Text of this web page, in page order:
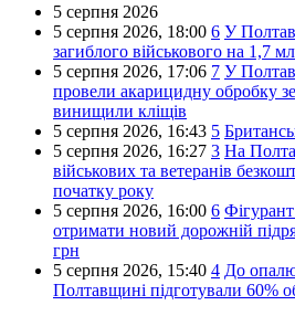
5 серпня 2026
5 серпня 2026, 18:00 6 У
загиблого військового на 1,7
5 серпня 2026, 17:06 7 У
провели акарицидну обробку
винищили кліщів
5 серпня 2026, 16:43 5
5 серпня 2026, 16:27 3 На
військових та ветеранів
початку року
5 серпня 2026, 16:00 6
отримати новий дорожній
грн
5 серпня 2026, 15:40 4 До
Полтавщині підготували 60%